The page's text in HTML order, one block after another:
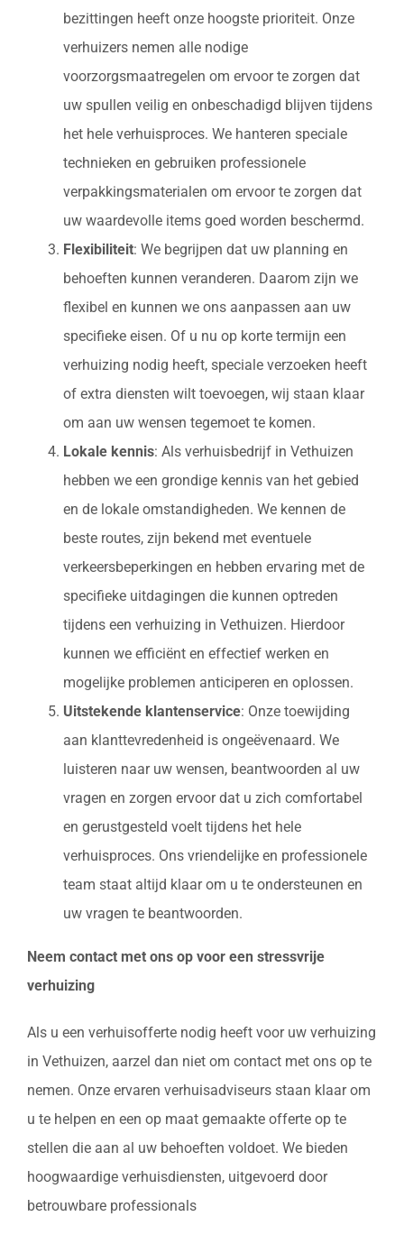
bezittingen heeft onze hoogste prioriteit. Onze
verhuizers nemen alle nodige
voorzorgsmaatregelen om ervoor te zorgen dat
uw spullen veilig en onbeschadigd blijven tijdens
het hele verhuisproces. We hanteren speciale
technieken en gebruiken professionele
verpakkingsmaterialen om ervoor te zorgen dat
uw waardevolle items goed worden beschermd.
Flexibiliteit: We begrijpen dat uw planning en
behoeften kunnen veranderen. Daarom zijn we
flexibel en kunnen we ons aanpassen aan uw
specifieke eisen. Of u nu op korte termijn een
verhuizing nodig heeft, speciale verzoeken heeft
of extra diensten wilt toevoegen, wij staan klaar
om aan uw wensen tegemoet te komen.
Lokale kennis: Als verhuisbedrijf in Vethuizen
hebben we een grondige kennis van het gebied
en de lokale omstandigheden. We kennen de
beste routes, zijn bekend met eventuele
verkeersbeperkingen en hebben ervaring met de
specifieke uitdagingen die kunnen optreden
tijdens een verhuizing in Vethuizen. Hierdoor
kunnen we efficiënt en effectief werken en
mogelijke problemen anticiperen en oplossen.
Uitstekende klantenservice: Onze toewijding
aan klanttevredenheid is ongeëvenaard. We
luisteren naar uw wensen, beantwoorden al uw
vragen en zorgen ervoor dat u zich comfortabel
en gerustgesteld voelt tijdens het hele
verhuisproces. Ons vriendelijke en professionele
team staat altijd klaar om u te ondersteunen en
uw vragen te beantwoorden.
Neem contact met ons op voor een stressvrije
verhuizing
Als u een verhuisofferte nodig heeft voor uw verhuizing
in Vethuizen, aarzel dan niet om contact met ons op te
nemen. Onze ervaren verhuisadviseurs staan klaar om
u te helpen en een op maat gemaakte offerte op te
stellen die aan al uw behoeften voldoet. We bieden
hoogwaardige verhuisdiensten, uitgevoerd door
betrouwbare professionals